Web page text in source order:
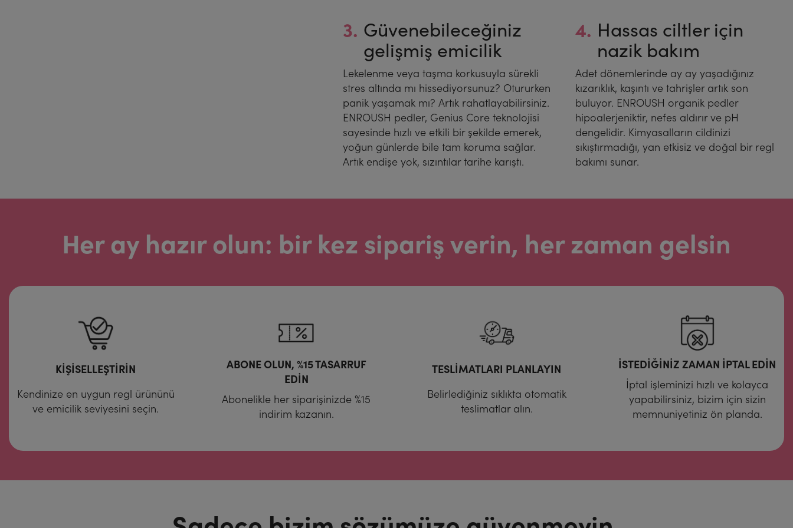
3. Güvenebileceğiniz
gelişmiş emicilik
Lekelenme veya taşma korkusuyla sürekli
stres altında mı hissediyorsunuz? Otururken
panik yaşamak mı? Artık rahatlayabilirsiniz.
ENROUSH pedler, Genius Core teknolojisi
sayesinde hızlı ve etkili bir şekilde emerek,
yoğun günlerde bile tam koruma sağlar.
Artık endişe yok, sızıntılar tarihe karıştı.
4. Hassas ciltler için
nazik bakım
Adet dönemlerinde ay ay yaşadığınız
kızarıklık, kaşıntı ve tahrişler artık son
buluyor. ENROUSH organik pedler
hipoalerjeniktir, nefes aldırır ve pH
dengelidir. Kimyasalların cildinizi
sıkıştırmadığı, yan etkisiz ve doğal bir regl
bakımı sunar.
Her ay hazır olun: bir kez sipariş verin, her zaman gelsin
KİŞİSELLEŞTİRİN
Kendinize en uygun regl ürününü
ve emicilik seviyesini seçin.
ABONE OLUN, %15 TASARRUF
EDİN
Abonelikle her siparişinizde %15
indirim kazanın.
TESLİMATLARI PLANLAYIN
Belirlediğiniz sıklıkta otomatik
teslimatlar alın.
İSTEDİĞİNİZ ZAMAN İPTAL EDİN
İptal işleminizi hızlı ve kolayca
yapabilirsiniz, bizim için sizin
memnuniyetiniz ön planda.